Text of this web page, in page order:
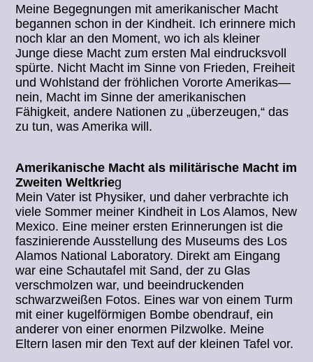
Meine Begegnungen mit amerikanischer Macht
begannen schon in der Kindheit. Ich erinnere mich
noch klar an den Moment, wo ich als kleiner
Junge diese Macht zum ersten Mal eindrucksvoll
spürte. Nicht Macht im Sinne von Frieden, Freiheit
und Wohlstand der fröhlichen Vororte Amerikas—
nein, Macht im Sinne der amerikanischen
Fähigkeit, andere Nationen zu „überzeugen,“ das
zu tun, was Amerika will.
Amerikanische Macht als militärische Macht im
Zweiten Weltkrieg
Mein Vater ist Physiker, und daher verbrachte ich
viele Sommer meiner Kindheit in Los Alamos, New
Mexico. Eine meiner ersten Erinnerungen ist die
faszinierende Ausstellung des Museums des Los
Alamos National Laboratory. Direkt am Eingang
war eine Schautafel mit Sand, der zu Glas
verschmolzen war, und beeindruckenden
schwarzweißen Fotos. Eines war von einem Turm
mit einer kugelförmigen Bombe obendrauf, ein
anderer von einer enormen Pilzwolke. Meine
Eltern lasen mir den Text auf der kleinen Tafel vor.